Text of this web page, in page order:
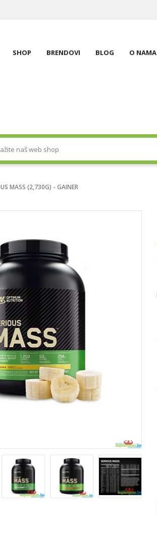
SHOP BRENDOVI BLOG O NAMA
MASS (2,730G) - GAINER